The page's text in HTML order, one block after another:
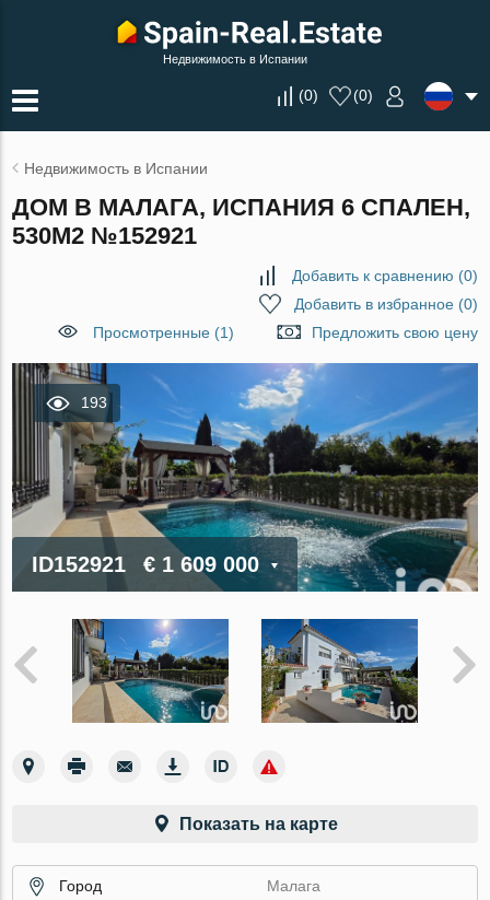
Недвижимость в Испании
(0) (0)
Недвижимость в Испании
ДОМ В МАЛАГА, ИСПАНИЯ 6 СПАЛЕН,
530М2 №152921
Добавить к сравнению (0)
Добавить в избранное(0)
Просмотренные (1)
Предложить свою цену
193
ID152921 € 1 609 000
Показать на карте
Город
Малага